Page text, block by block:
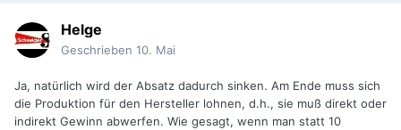
Helge
Geschrieben 10. Mai
Ja, natürlich wird der Absatz dadurch sinken. Am Ende muss sich
die Produktion für den Hersteller lohnen, d.h., sie muß direkt oder
indirekt Gewinn abwerfen. Wie gesagt, wenn man statt 10